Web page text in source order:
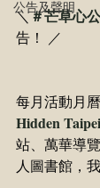
公告及聲明
＼＃芒草心
告！ ／
每月活動月
Hidden Taipei
站、萬華導
人圖書館，